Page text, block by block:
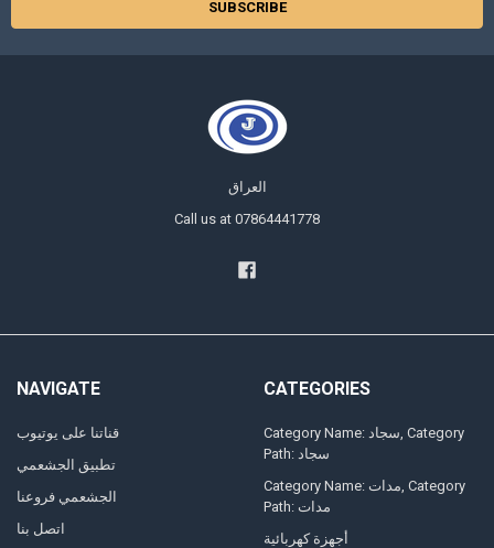
العراق
Call us at 07864441778
NAVIGATE
قناتنا على يوتيوب
تطبيق الجشعمي
الجشعمي فروعنا
اتصل بنا
CATEGORIES
Category Name: سجاد, Category
Path: سجاد
Category Name: مدات, Category
Path: مدات
أجهزة كهربائية